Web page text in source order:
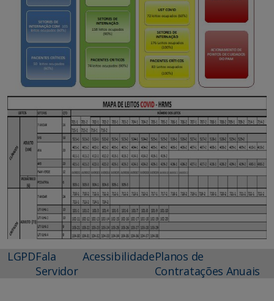
LGPDFala
Servidor
AcessibilidadePlanos de
Contratações Anuais